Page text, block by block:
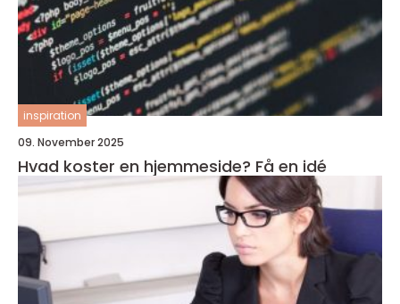
inspiration
09. November 2025
Hvad koster en hjemmeside? Få en idé